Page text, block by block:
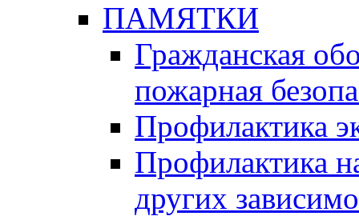
ПАМЯТКИ
Гражданская
пожарная
Профилактика
Профилактика
других